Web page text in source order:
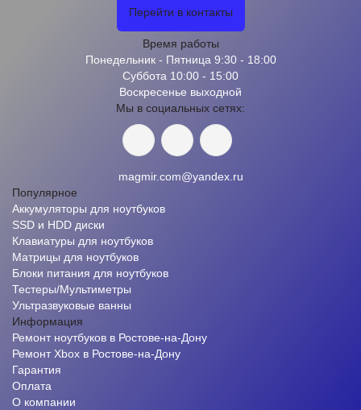
Перейти в контакты
Время работы
Понедельник - Пятница 9:30 - 18:00
Суббота 10:00 - 15:00
Воскресенье выходной
Мы в социальных сетях:
magmir.com@yandex.ru
Популярное
Аккумуляторы для ноутбуков
SSD и HDD диски
Клавиатуры для ноутбуков
Матрицы для ноутбуков
Блоки питания для ноутбуков
Тестеры/Мультиметры
Ультразвуковые ванны
Информация
Ремонт ноутбуков в Ростове-на-Дону
Ремонт Xbox в Ростове-на-Дону
Гарантия
Оплата
О компании